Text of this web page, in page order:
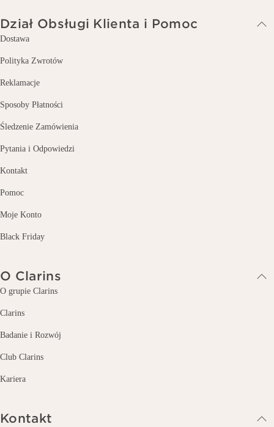
Dział Obsługi Klienta i Pomoc
Dostawa
Polityka Zwrotów
Reklamacje
Sposoby Płatności
Śledzenie Zamówienia
Pytania i Odpowiedzi
Kontakt
Pomoc
Moje Konto
Black Friday
O Clarins
O grupie Clarins
Clarins
Badanie i Rozwój
Club Clarins
Kariera
Kontakt